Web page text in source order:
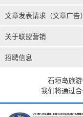
文章发表请求（文章广告）
关于联盟营销
招聘信息
石垣岛旅
我们将通过